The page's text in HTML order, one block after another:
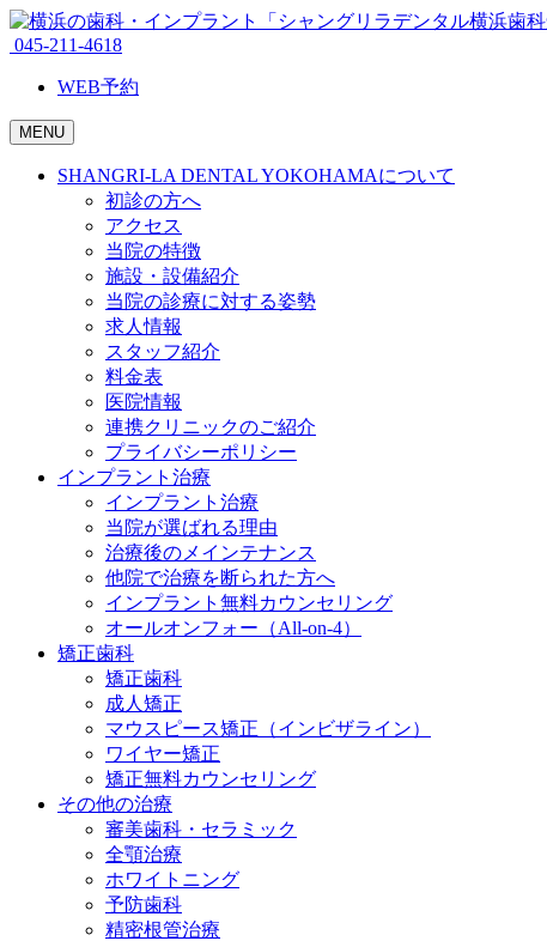
045-211-4618
WEB予約
MENU
SHANGRI-LA DENTAL YOKOHAMAについて
初診の方へ
アクセス
当院の特徴
施設・設備紹介
当院の診療に対する姿勢
求人情報
スタッフ紹介
料金表
医院情報
連携クリニックのご紹介
プライバシーポリシー
インプラント治療
インプラント治療
当院が選ばれる理由
治療後のメインテナンス
他院で治療を断られた方へ
インプラント無料カウンセリング
オールオンフォー（All-on-4）
矯正歯科
矯正歯科
成人矯正
マウスピース矯正（インビザライン）
ワイヤー矯正
矯正無料カウンセリング
その他の治療
審美歯科・セラミック
全顎治療
ホワイトニング
予防歯科
精密根管治療